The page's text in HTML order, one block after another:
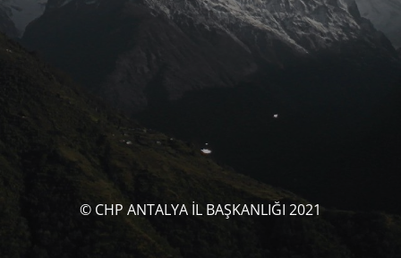
© CHP ANTALYA İL BAŞKANLIĞI 2021